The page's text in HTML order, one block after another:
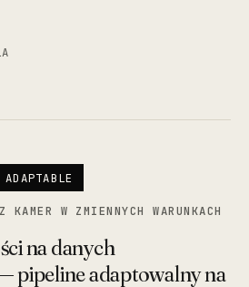
W ZMIENNYCH WARUNKACH
na danych
pipeline adaptowalny na